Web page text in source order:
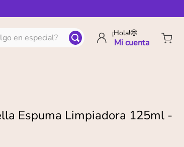
en especial? ¡Hola!🤩
Espuma Limpiadora 125ml -